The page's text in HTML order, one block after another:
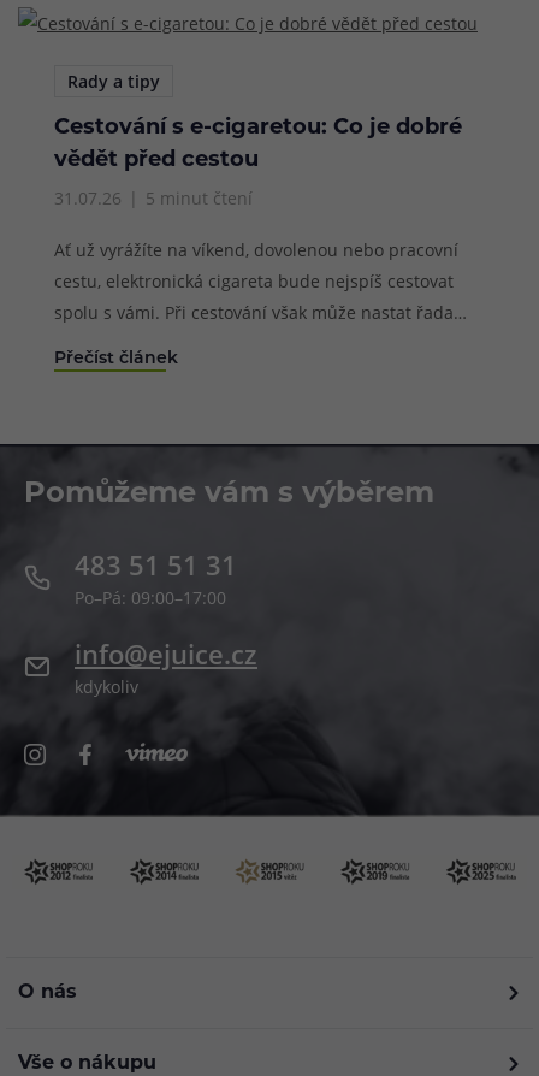
uživatelskou recenzi, kterou jsme pro vás sestavili do
testování. Co tedy přináší Uwell Caliburn G5 nového a
jaké jsou jeho výhody a nevýhody?
Rady a tipy
Cestování s e-cigaretou: Co je dobré
vědět před cestou
31.07.26
5 minut čtení
Ať už vyrážíte na víkend, dovolenou nebo pracovní
cestu, elektronická cigareta bude nejspíš cestovat
spolu s vámi. Při cestování však může nastat řada
zbytečně zkomplikovat. Od přehřáté baterie přes
Přečíst článek
Pomůžeme vám s výběrem
483 51 51 31
Po–Pá: 09:00–17:00
info@ejuice.cz
kdykoliv
O nás
Vše o nákupu